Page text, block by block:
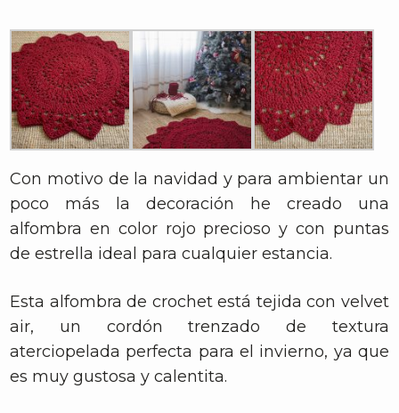
Con motivo de la navidad y para ambientar un
poco más la decoración he creado una
alfombra en color rojo precioso y con puntas
de estrella ideal para cualquier estancia.
Esta alfombra de crochet está tejida con velvet
air, un cordón trenzado de textura
aterciopelada perfecta para el invierno, ya que
es muy gustosa y calentita.